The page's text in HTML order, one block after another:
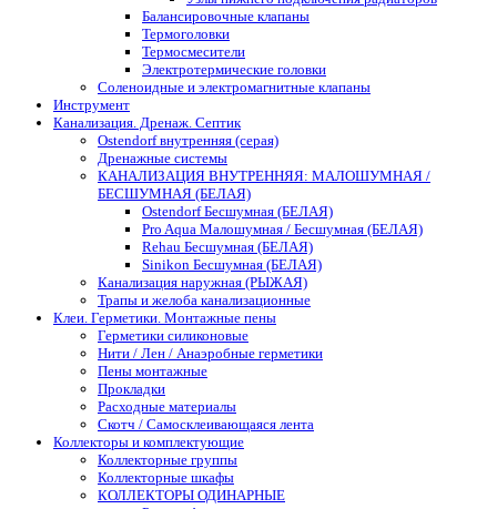
Балансировочные клапаны
Термоголовки
Термосмесители
Электротермические головки
Соленоидные и электромагнитные клапаны
Инструмент
Канализация. Дренаж. Септик
Ostendorf внутренняя (серая)
Дренажные системы
КАНАЛИЗАЦИЯ ВНУТРЕННЯЯ: МАЛОШУМНАЯ /
БЕСШУМНАЯ (БЕЛАЯ)
Ostendorf Бесшумная (БЕЛАЯ)
Pro Aqua Малошумная / Бесшумная (БЕЛАЯ)
Rehau Бесшумная (БЕЛАЯ)
Sinikon Бесшумная (БЕЛАЯ)
Канализация наружная (РЫЖАЯ)
Трапы и желоба канализационные
Клеи. Герметики. Монтажные пены
Герметики силиконовые
Нити / Лен / Анаэробные герметики
Пены монтажные
Прокладки
Расходные материалы
Скотч / Самосклеивающаяся лента
Коллекторы и комплектующие
Коллекторные группы
Коллекторные шкафы
КОЛЛЕКТОРЫ ОДИНАРНЫЕ